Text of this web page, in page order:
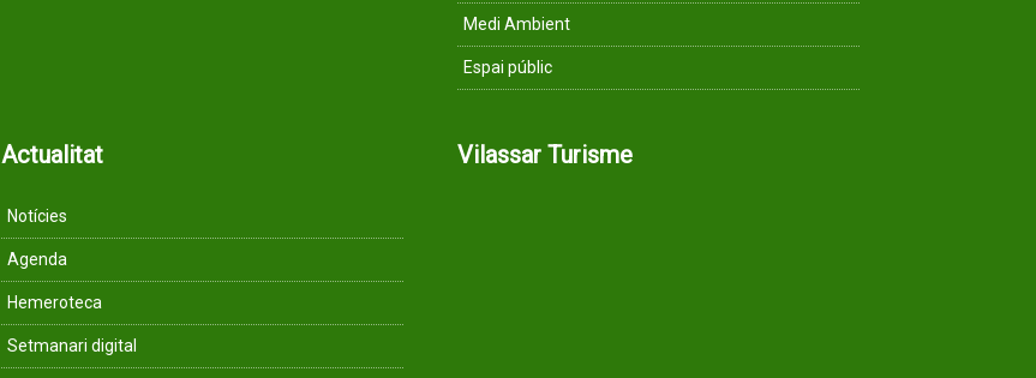
Medi Ambient
Espai públic
Actualitat
Notícies
Agenda
Hemeroteca
Setmanari digital
Vilassar Turisme